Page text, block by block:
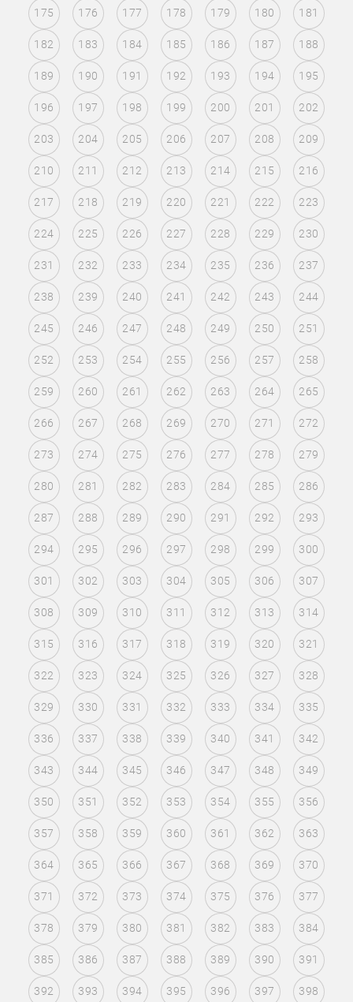
175 176 177 178 179 180 181
182 183 184 185 186 187 188
189 190 191 192 193 194 195
196 197 198 199 200 201 202
203 204 205 206 207 208 209
210 211 212 213 214 215 216
217 218 219 220 221 222 223
224 225 226 227 228 229 230
231 232 233 234 235 236 237
238 239 240 241 242 243 244
245 246 247 248 249 250 251
252 253 254 255 256 257 258
259 260 261 262 263 264 265
266 267 268 269 270 271 272
273 274 275 276 277 278 279
280 281 282 283 284 285 286
287 288 289 290 291 292 293
294 295 296 297 298 299 300
301 302 303 304 305 306 307
308 309 310 311 312 313 314
315 316 317 318 319 320 321
322 323 324 325 326 327 328
329 330 331 332 333 334 335
336 337 338 339 340 341 342
343 344 345 346 347 348 349
350 351 352 353 354 355 356
357 358 359 360 361 362 363
364 365 366 367 368 369 370
371 372 373 374 375 376 377
378 379 380 381 382 383 384
385 386 387 388 389 390 391
392 393 394 395 396 397 398